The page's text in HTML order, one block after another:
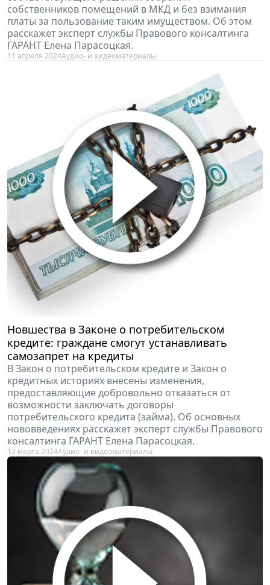
собственников помещений в МКД и без взимания
платы за пользование таким имуществом. Об этом
расскажет эксперт службы Правового консалтинга
ГАРАНТ Елена Парасоцкая.
11 апреля 2024Аудио- и видеоматериалы
Новшества в Законе о потребительском
кредите: граждане смогут устанавливать
самозапрет на кредиты
В Закон о потребительском кредите и Закон о
кредитных историях внесены изменения,
предоставляющие добровольно отказаться от
возможности заключать договоры
потребительского кредита (займа). Об основных
нововведениях расскажет эксперт службы Правового
консалтинга ГАРАНТ Елена Парасоцкая.
12 марта 2024Аудио- и видеоматериалы